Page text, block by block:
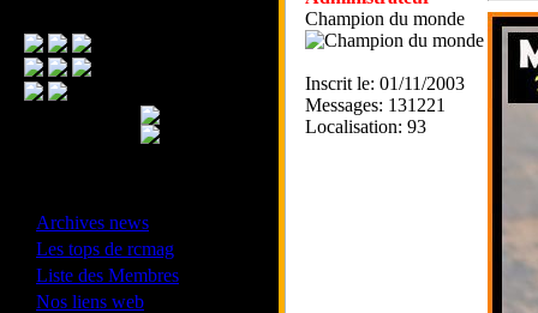
Archives news
Les tops de rcmag
Liste des Membres
Nos liens web
Champion du monde
Inscrit le: 01/11/2003
Messages: 131221
Localisation: 93